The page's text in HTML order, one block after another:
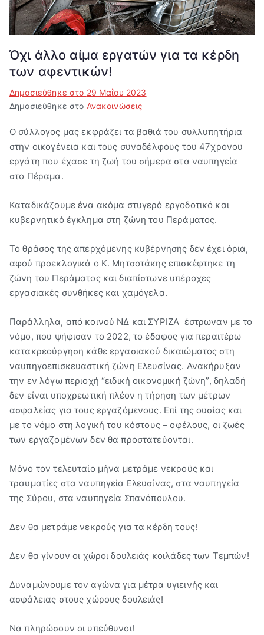
Βύρων"
Όχι άλλο αίμα εργατών για τα κέρδη
των αφεντικών!
Δημοσιεύθηκε στο 29 Μαΐου 2023
Δημοσιεύθηκε στο Ανακοινώσεις
Ο σύλλογος μας εκφράζει τα βαθιά του συλλυπητήρια
στην οικογένεια και τους συναδέλφους του 47χρονου
εργάτη που έχασε τη ζωή του σήμερα στα ναυπηγεία
στο Πέραμα.
Καταδικάζουμε ένα ακόμα στυγερό εργοδοτικό και
κυβερνητικό έγκλημα στη ζώνη του Περάματος.
Το θράσος της απερχόμενης κυβέρνησης δεν έχει όρια,
αφού προεκλογικά ο Κ. Μητσοτάκης επισκέφτηκε τη
ζώνη του Περάματος και διαπίστωνε υπέροχες
εργασιακές συνθήκες και χαμόγελα.
Παράλληλα, από κοινού ΝΔ και ΣΥΡΙΖΑ έστρωναν με το
νόμο, που ψήφισαν το 2022, το έδαφος για περαιτέρω
κατακρεούργηση κάθε εργασιακού δικαιώματος στη
ναυπηγοεπισκευαστική ζώνη Ελευσίνας. Ανακήρυξαν
την εν λόγω περιοχή “ειδική οικονομική ζώνη”, δηλαδή
δεν είναι υποχρεωτική πλέον η τήρηση των μέτρων
ασφαλείας για τους εργαζόμενους. Επί της ουσίας και
με το νόμο στη λογική του κόστους – οφέλους, οι ζωές
των εργαζομένων δεν θα προστατεύονται.
Μόνο τον τελευταίο μήνα μετράμε νεκρούς και
τραυματίες στα ναυπηγεία Ελευσίνας, στα ναυπηγεία
της Σύρου, στα ναυπηγεία Σπανόπουλου.
Δεν θα μετράμε νεκρούς για τα κέρδη τους!
Δεν θα γίνουν οι χώροι δουλειάς κοιλάδες των Τεμπών!
Δυναμώνουμε τον αγώνα για μέτρα υγιεινής και
ασφάλειας στους χώρους δουλειάς!
Να πληρώσουν οι υπεύθυνοι!